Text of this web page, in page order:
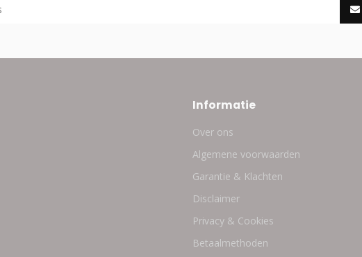
Informatie
Over ons
Algemene voorwaarden
Garantie & Klachten
Disclaimer
Privacy & Cookies
Betaalmethoden